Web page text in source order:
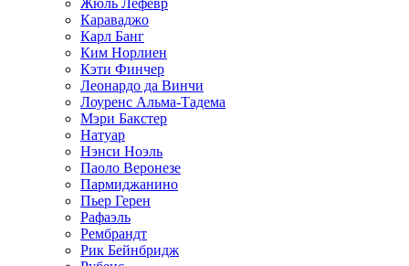
Жюль Лефевр
Караваджо
Карл Банг
Ким Норлиен
Кэти Финчер
Леонардо да Винчи
Лоуренс Альма-Тадема
Мэри Бакстер
Натуар
Нэнси Ноэль
Паоло Веронезе
Пармиджанино
Пьер Герен
Рафаэль
Рембрандт
Рик Бейнбридж